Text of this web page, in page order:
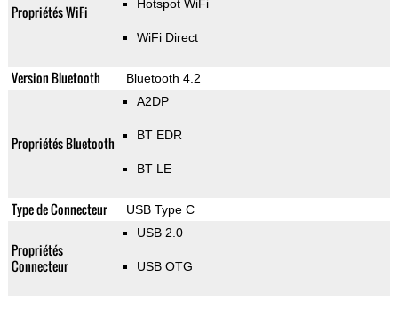
Propriétés WiFi Hotspot WiFi
WiFi Direct
Version Bluetooth Bluetooth 4.2
Propriétés Bluetooth
A2DP
BT EDR
BT LE
Type de Connecteur USB Type C
Propriétés
Connecteur
USB 2.0
USB OTG